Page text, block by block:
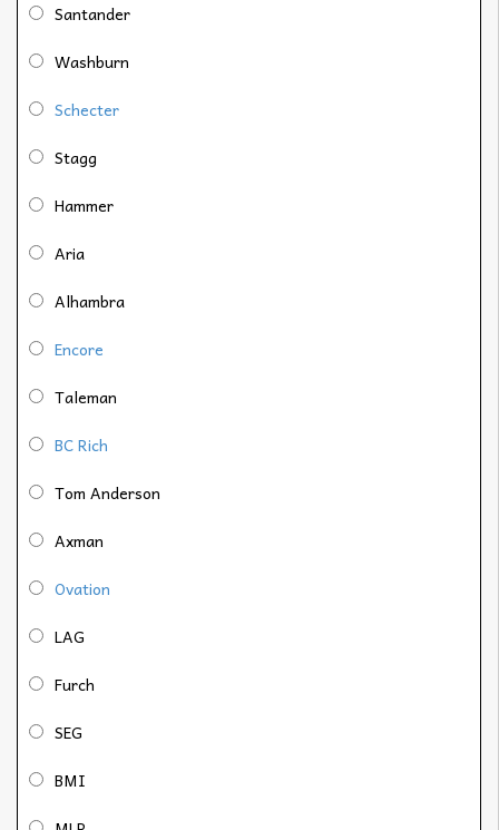
Santander
Washburn
Schecter
Stagg
Hammer
Aria
Alhambra
Encore
Taleman
BC Rich
Tom Anderson
Axman
Ovation
LAG
Furch
SEG
BMI